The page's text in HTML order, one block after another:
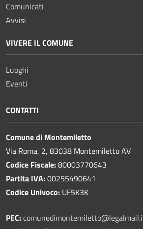
Comunicati
Avvisi
VIVERE IL COMUNE
Luoghi
Eventi
CONTATTI
Comune di Montemiletto
Via Roma, 2, 83038 Montemiletto AV
Codice Fiscale:80003770643
Partita IVA:00255490641
Codice Univoco: UF5K3K
PEC: